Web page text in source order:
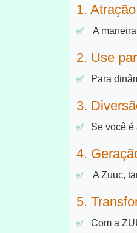
1.
A
2. Use
Para
3.
Se você é
4.
A Zuuc,
5.
Com a